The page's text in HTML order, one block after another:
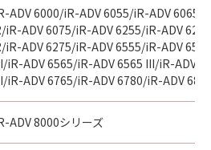
の条項またはその一部が法
と決定された場合でも、そ
有効に存続するものとしま
ADV 6000/iR-ADV 6055/iR-ADV 6065/
iR-ADV 6075/iR-ADV 6255/iR-ADV
iR-ADV 6275/iR-ADV 6555/iR-ADV
iR-ADV 6565/iR-ADV 6565 III/iR-ADV
iR-ADV 6765/iR-ADV 6780/iR-ADV
ADV 8000シリーズ